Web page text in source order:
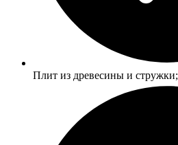
Плит из древесины и стружки;